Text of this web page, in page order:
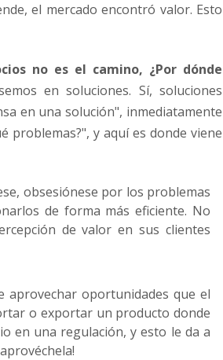
el mercado encontró valor. Esto
no es el camino, ¿Por dónde
en soluciones. Sí, soluciones
en una solución", inmediatamente
problemas?", y aquí es donde viene
obsesiónese por los problemas
de forma más eficiente. No
de valor en sus clientes
aprovechar oportunidades que el
o exportar un producto donde
en una regulación, y esto le da a